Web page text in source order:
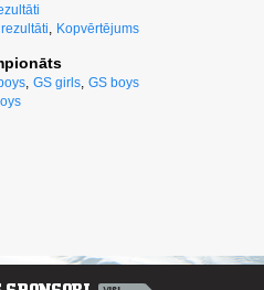
Kopvērtējums
, GS girls, GS boys